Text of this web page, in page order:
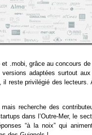
.mobi, grâce au concours
adaptées surtout
reste privilégié des
recherche des
dans l’Outre-Mer, le
“à la noix” qui